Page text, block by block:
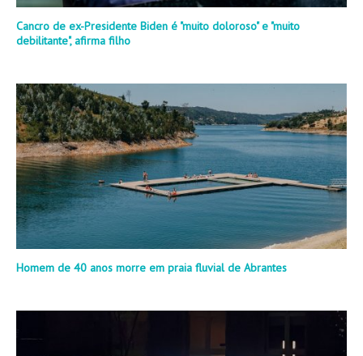
Cancro de ex-Presidente Biden é "muito doloroso" e "muito
debilitante", afirma filho
Homem de 40 anos morre em praia fluvial de Abrantes